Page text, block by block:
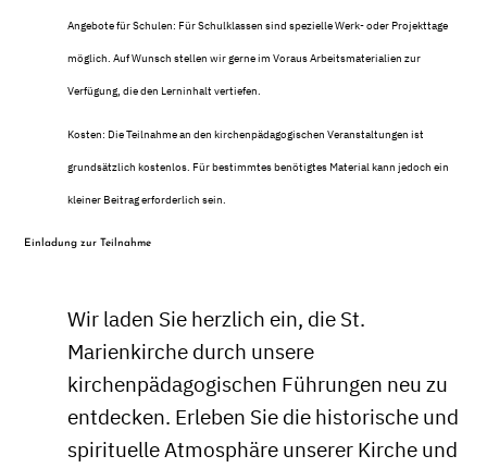
Angebote für Schulen: Für Schulklassen sind spezielle Werk- oder Projekttage
möglich. Auf Wunsch stellen wir gerne im Voraus Arbeitsmaterialien zur
Verfügung, die den Lerninhalt vertiefen.
Kosten: Die Teilnahme an den kirchenpädagogischen Veranstaltungen ist
grundsätzlich kostenlos. Für bestimmtes benötigtes Material kann jedoch ein
kleiner Beitrag erforderlich sein.
Einladung zur Teilnahme
Wir laden Sie herzlich ein, die St.
Marienkirche durch unsere
kirchenpädagogischen Führungen neu zu
entdecken. Erleben Sie die historische und
spirituelle Atmosphäre unserer Kirche und